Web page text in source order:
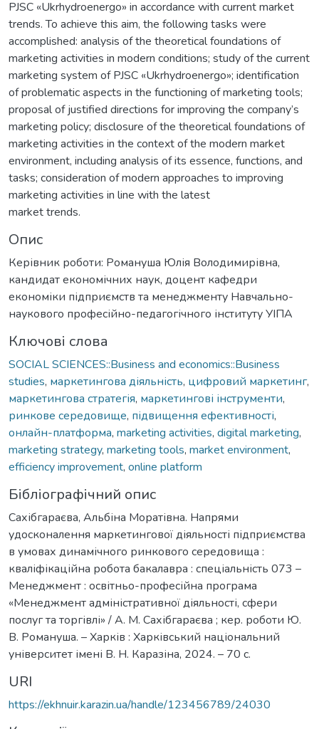
PJSC «Ukrhydroenergo» in accordance with current market
trends. To achieve this aim, the following tasks were
accomplished: analysis of the theoretical foundations of
marketing activities in modern conditions; study of the current
marketing system of PJSC «Ukrhydroenergo»; identification
of problematic aspects in the functioning of marketing tools;
proposal of justified directions for improving the company’s
marketing policy; disclosure of the theoretical foundations of
marketing activities in the context of the modern market
environment, including analysis of its essence, functions, and
tasks; consideration of modern approaches to improving
marketing activities in line with the latest
market trends.
Опис
Керівник роботи: Романуша Юлія Володимирівна,
кандидат економічних наук, доцент кафедри
економіки підприємств та менеджменту Навчально-
наукового професійно-педагогічного інституту УІПА
Ключові слова
SOCIAL SCIENCES::Business and economics::Business
studies, маркетингова діяльність, цифровий маркетинг,
маркетингова стратегія, маркетингові інструменти,
ринкове середовище, підвищення ефективності,
онлайн-платформа, marketing activities, digital marketing,
marketing strategy, marketing tools, market environment,
efficiency improvement, online platform
Бібліографічний опис
Сахібгараєва, Альбіна Моратівна. Напрями
удосконалення маркетингової діяльності підприємства
в умовах динамічного ринкового середовища :
кваліфікаційна робота бакалавра : спеціальність 073 –
Менеджмент : освітньо-професійна програма
«Менеджмент адміністративної діяльності, сфери
послуг та торгівлі» / А. М. Сахібгараєва ; кер. роботи Ю.
В. Романуша. – Харків : Харківський національний
університет імені В. Н. Каразіна, 2024. – 70 с.
URI
https://ekhnuir.karazin.ua/handle/123456789/24030